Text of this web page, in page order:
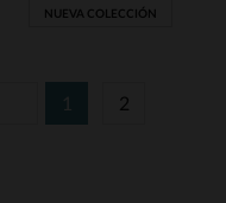
NUEVA COLECCIÓN
2